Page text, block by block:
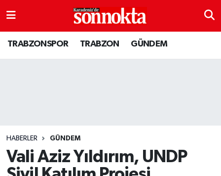
TRABZONSPOR TRABZON GÜNDEM
HABERLER GÜNDEM
Vali Aziz Yıldırım, UNDP
GÜNDEM
Kültür sanat
Son Dakika Haberleri
Haber Arşivi